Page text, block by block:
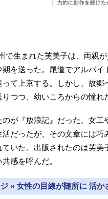
生まれた芙美子は、両親が
を送った。尾道でアルバイ
て上京する。しかし、故
つつ、幼いころからの憧れ
が『放浪記』だった。女工
だったが、その文章には巧
いた。出版されたのは芙美
感を呼んだ。
» 女性の目線が随所に 活か